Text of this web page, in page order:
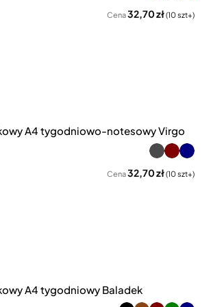
Cena32,70 zł(10 szt+)
A4 tygodniowo-notesowy Virgo
Cena32,70 zł(10 szt+)
A4 tygodniowy Baladek